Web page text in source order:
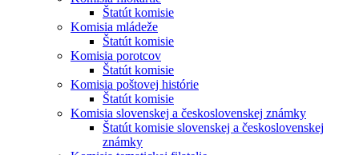
Štatút komisie
Komisia mládeže
Štatút komisie
Komisia porotcov
Štatút komisie
Komisia poštovej histórie
Štatút komisie
Komisia slovenskej a československej známky
Štatút komisie slovenskej a československej
známky